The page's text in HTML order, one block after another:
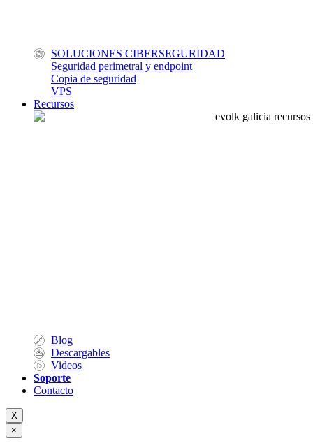
SOLUCIONES CIBERSEGURIDAD
Seguridad perimetral y endpoint
Copia de seguridad
VPS
Recursos
Blog
Descargables
Videos
Soporte
Contacto
X
×